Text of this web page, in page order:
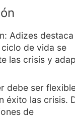
Adizes destaca
de vida se
las crisis y
debe ser
éxito las crisis.
de